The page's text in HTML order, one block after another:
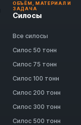
ОБЪЁМ, МАТЕРИАЛ И
ЗАДАЧА
Силосы
Все силосы
Силос 50 тонн
Силос 75 тонн
Силос 100 тонн
Силос 200 тонн
Силос 300 тонн
Силос 500 тонн